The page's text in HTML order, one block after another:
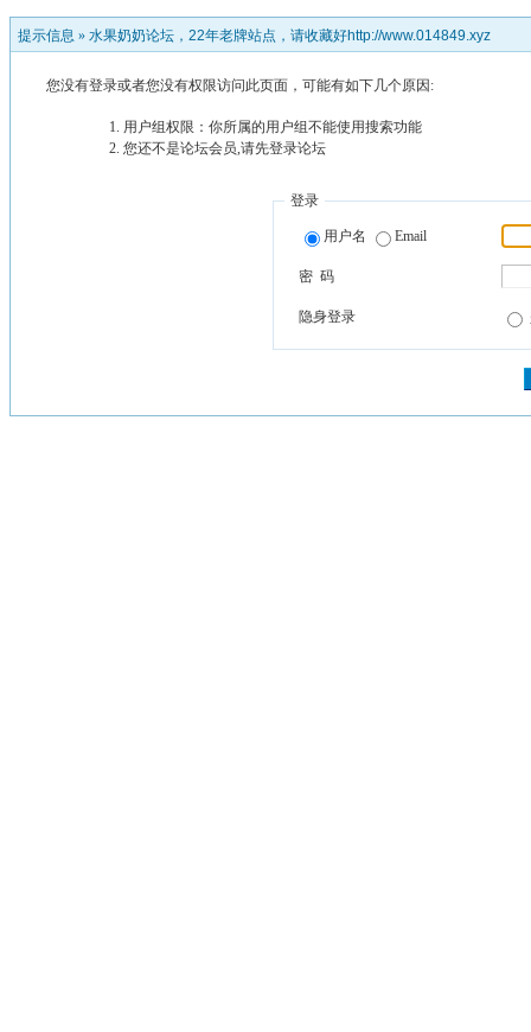
提示信息 » 水果奶奶论坛，22年老牌站点，请收藏好http://www.014849.xyz
您没有登录或者您没有权限访问此页面，可能有如下几个原因:
用户组权限：你所属的用户组不能使用搜索功能
您还不是论坛会员,请先登录论坛
登录
用户名 Email
密 码
隐身登录